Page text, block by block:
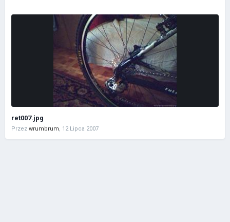
ret007.jpg
Przez wrumbrum, 12 Lipca 2007